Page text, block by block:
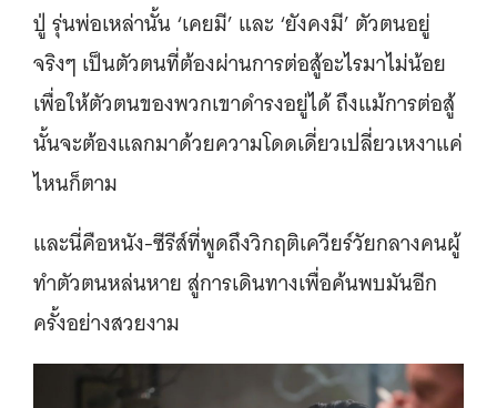
ปู่ รุ่นพ่อเหล่านั้น ‘เคยมี’ และ ‘ยังคงมี’ ตัวตนอยู่
จริงๆ เป็นตัวตนที่ต้องผ่านการต่อสู้อะไรมาไม่น้อย
เพื่อให้ตัวตนของพวกเขาดำรงอยู่ได้ ถึงแม้การต่อสู้
นั้นจะต้องแลกมาด้วยความโดดเดี่ยวเปลี่ยวเหงาแค่
ไหนก็ตาม
และนี่คือหนัง-ซีรีส์ที่พูดถึงวิกฤติเควียร์วัยกลางคนผู้
ทำตัวตนหล่นหาย สู่การเดินทางเพื่อค้นพบมันอีก
ครั้งอย่างสวยงาม